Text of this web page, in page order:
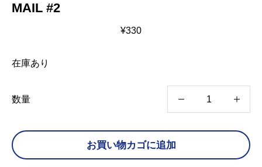
MAIL #2
¥330
在庫あり
数量
A
I
お買い物カゴに追加